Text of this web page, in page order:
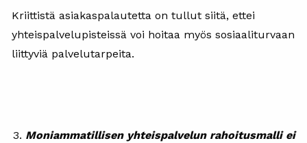
Kriittistä asiakaspalautetta on tullut siitä, ettei
yhteispalvelupisteissä voi hoitaa myös sosiaaliturvaan
liittyviä palvelutarpeita.
Moniammatillisen yhteispalvelun rahoitusmalli ei